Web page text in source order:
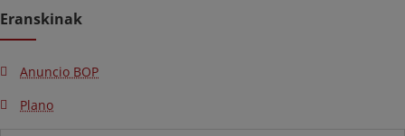
Eranskinak
Anuncio BOP
Plano